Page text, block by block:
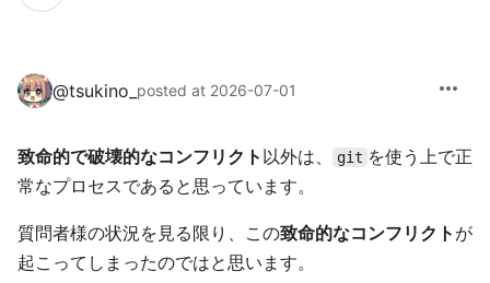
@tsukino_ posted at 2026-07-01 more_horiz
致命的で破壊的なコンフリクト 以外は、 git を使う上で正
常なプロセスであると思っています。
質問者様の状況を見る限り、この致命的なコンフリクト が
起こってしまったのではと思います。